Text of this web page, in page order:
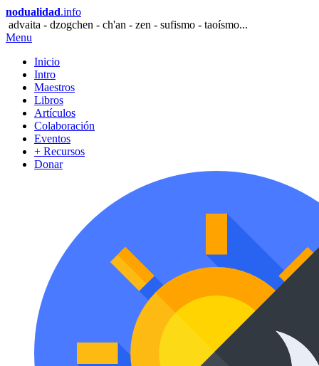
nodualidad.info
advaita - dzogchen - ch'an - zen - sufismo - taoísmo...
Menu
Inicio
Intro
Maestros
Libros
Artículos
Colaboración
Eventos
+ Recursos
Donar